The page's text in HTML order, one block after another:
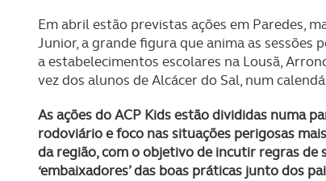
Em abril estão previstas ações em Paredes,
Junior, a grande figura que anima as sessões
a estabelecimentos escolares na Lousã,
vez dos alunos de Alcácer do Sal, num
As ações do ACP Kids estão divididas numa
rodoviário e foco nas situações perigosas
da região, com o objetivo de incutir regras
‘embaixadores’ das boas práticas junto dos